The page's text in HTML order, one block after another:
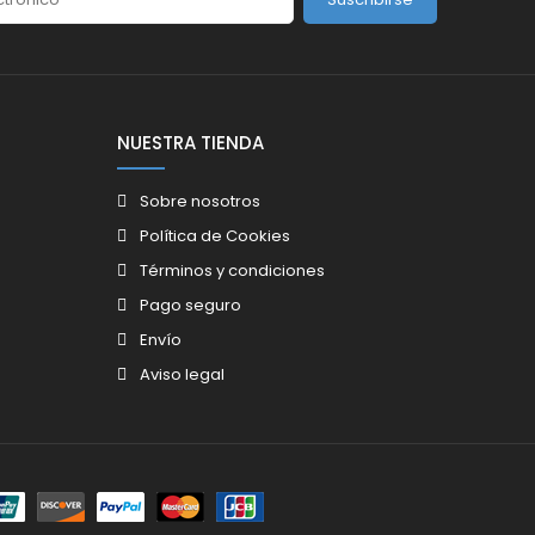
NUESTRA TIENDA
Sobre nosotros
Política de Cookies
Términos y condiciones
Pago seguro
Envío
Aviso legal